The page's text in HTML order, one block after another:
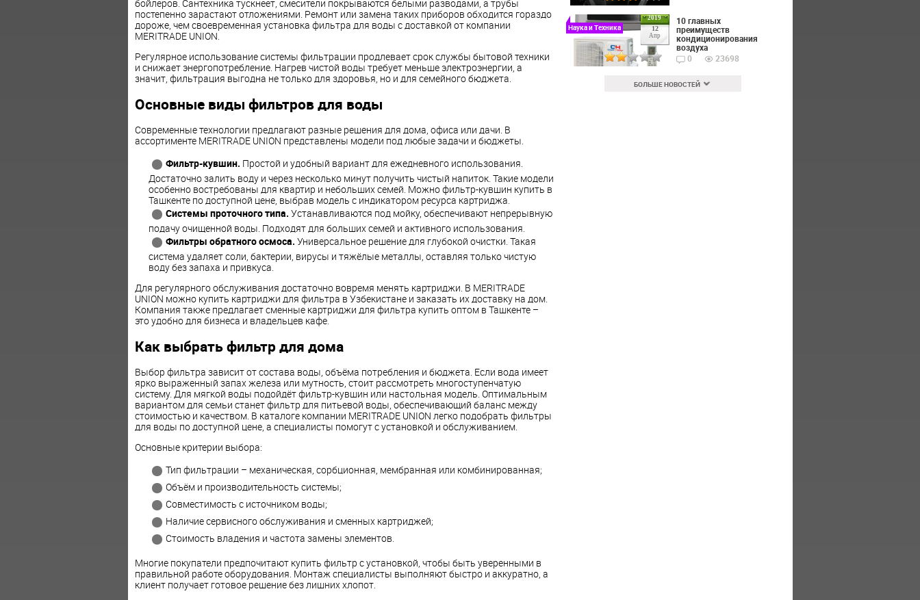
бойлеров. Сантехника тускнеет, смесители покрываются белыми разводами, а трубы
постепенно зарастают отложениями. Ремонт или замена таких приборов обходится гораздо
дороже, чем своевременная установка фильтра для воды с доставкой от компании
MERITRADE UNION.
Регулярное использование системы фильтрации продлевает срок службы бытовой техники
и снижает энергопотребление. Нагрев чистой воды требует меньше электроэнергии, а
значит, фильтрация выгодна не только для здоровья, но и для семейного бюджета.
Основные виды фильтров для воды
Современные технологии предлагают разные решения для дома, офиса или дачи. В
ассортименте MERITRADE UNION представлены модели под любые задачи и бюджеты.
Фильтр-кувшин. Простой и удобный вариант для ежедневного использования.
Достаточно залить воду и через несколько минут получить чистый напиток. Такие модели
особенно востребованы для квартир и небольших семей. Можно фильтр-кувшин купить в
Ташкенте по доступной цене, выбрав модель с индикатором ресурса картриджа.
Системы проточного типа. Устанавливаются под мойку, обеспечивают непрерывную
подачу очищенной воды. Подходят для больших семей и активного использования.
Фильтры обратного осмоса. Универсальное решение для глубокой очистки. Такая
система удаляет соли, бактерии, вирусы и тяжёлые металлы, оставляя только чистую
воду без запаха и привкуса.
Для регулярного обслуживания достаточно вовремя менять картриджи. В MERITRADE
UNION можно купить картриджи для фильтра в Узбекистане и заказать их доставку на дом.
Компания также предлагает сменные картриджи для фильтра купить оптом в Ташкенте –
это удобно для бизнеса и владельцев кафе.
Как выбрать фильтр для дома
Выбор фильтра зависит от состава воды, объёма потребления и бюджета. Если вода имеет
ярко выраженный запах железа или мутность, стоит рассмотреть многоступенчатую
систему. Для мягкой воды подойдёт фильтр-кувшин или настольная модель. Оптимальным
вариантом для семьи станет фильтр для питьевой воды, обеспечивающий баланс между
стоимостью и качеством. В каталоге компании MERITRADE UNION легко подобрать фильтры
для воды по доступной цене, а специалисты помогут с установкой и обслуживанием.
Основные критерии выбора:
Тип фильтрации – механическая, сорбционная, мембранная или комбинированная;
Объём и производительность системы;
Совместимость с источником воды;
Наличие сервисного обслуживания и сменных картриджей;
Стоимость владения и частота замены элементов.
Многие покупатели предпочитают купить фильтр с установкой, чтобы быть уверенными в
правильной работе оборудования. Монтаж специалисты выполняют быстро и аккуратно, а
клиент получает готовое решение без лишних хлопот.
2019
12
Апр
Наука и Техника
10 главных
преимуществ
кондиционирования
воздуха
0
23698
БОЛЬШЕ НОВОСТЕЙ